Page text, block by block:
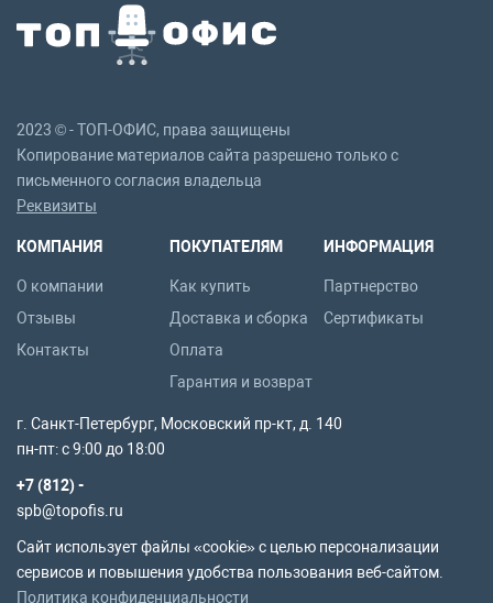
2023 © - ТОП-ОФИС, права защищены
Копирование материалов сайта разрешено только с
письменного согласия владельца
Реквизиты
КОМПАНИЯ
О компании
Отзывы
Контакты
ПОКУПАТЕЛЯМ
Как купить
Доставка и сборка
Оплата
Гарантия и возврат
ИНФОРМАЦИЯ
Партнерство
Сертификаты
г. Санкт-Петербург, Московский пр-кт, д. 140
пн-пт: с 9:00 до 18:00
+7 (812) -
spb@topofis.ru
Сайт использует файлы «cookie» с целью персонализации
сервисов и повышения удобства пользования веб-сайтом.
Политика конфиденциальности